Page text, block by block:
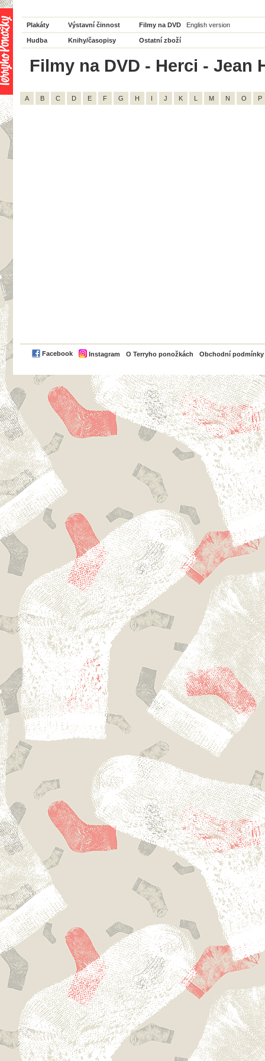
Plakáty Výstavní činnost Filmy na DVD English version
Hudba Knihy/časopisy Ostatní zboží
Filmy na DVD - Herci - Jean
A B C D E F G H I J K L M N O P
Facebook Instagram O Terryho ponožkách Obchodní podmínky
PayPal